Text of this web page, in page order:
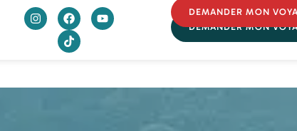
DEMANDER MON
DEMANDER MON